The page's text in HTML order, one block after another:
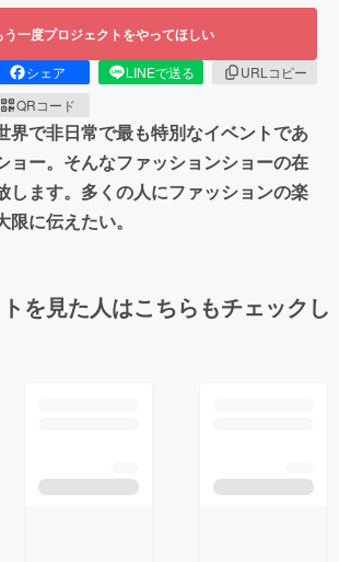
う一度プロジェクトをやってほしい
シェア LINEで送る
URLコピー
QRコード
界で非日常で最も特別なイベントであ
ョー。そんなファッションショーの在
します。多くの人にファッションの楽
に伝えたい。
を見た人はこちらもチェックし